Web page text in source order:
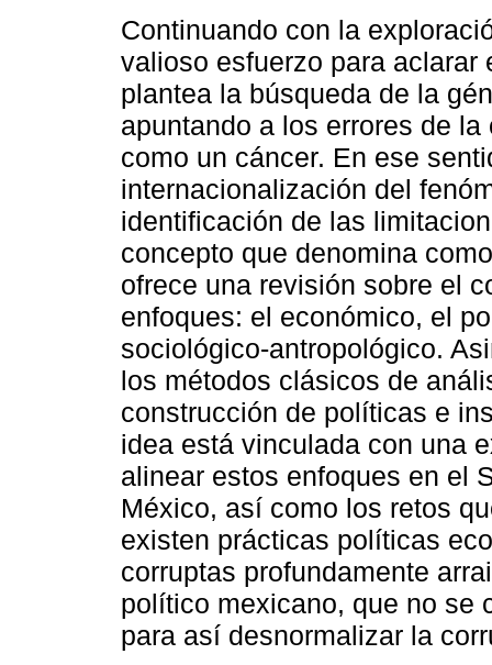
Continuando con la
valioso esfuerzo para aclarar
plantea la búsqueda de la
apuntando a los errores de
como un cáncer. En ese
internacionalización del
identificación de las
concepto que denomina
ofrece una revisión sobre el
enfoques: el económico, el
sociológico-antropológico.
los métodos clásicos de
construcción de políticas e
idea está vinculada con una
alinear estos enfoques en el
México, así como los retos
existen prácticas políticas
corruptas profundamente
político mexicano, que no se
para así desnormalizar la